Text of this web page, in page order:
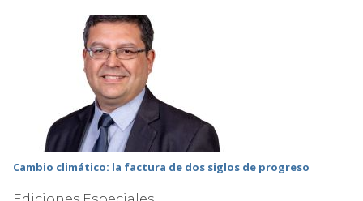
Cambio climático: la factura de dos siglos de progreso